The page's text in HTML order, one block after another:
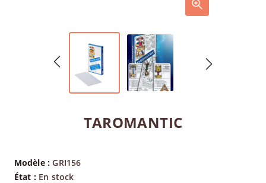
TAROMANTIC
Modèle :GRI156
État : En stock